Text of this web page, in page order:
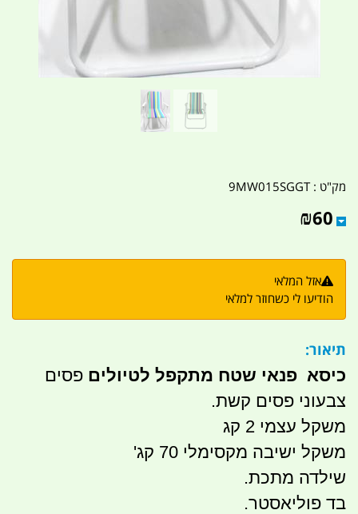
מק"ט :9MW015SGGT
₪60
אזל המלאי
הודיעו לי כשחוזר למלאי
תיאור:
כיסא פנאי שטח מתקפל לטיולים פסים
צבעוני פסים קשת.
משקל עצמי 2 קג
משקל ישיבה מקסימלי 70 קג'
שילדה מתכת.
בד פוליאסטר.